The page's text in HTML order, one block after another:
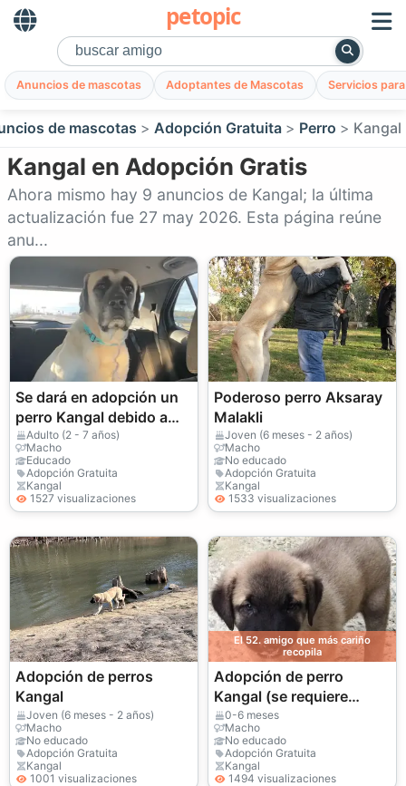
petopic
Anuncios de mascotas Adoptantes de Mascotas Servicios
de mascotas Adopción Gratuita Perro Kangal
Kangal en Adopción Gratis
Ahora mismo hay 9 anuncios de Kangal; la última
actualización fue 27 may 2026. Esta página reúne
anu...
Se dará en adopción un
perro Kangal debido a
que la persona vivirá en
un apartamento.
Adulto (2 - 7 años)
Macho
Educado
Adopción Gratuita
Kangal
1527 visualizaciones
Poderoso perro Aksaray
Malakli
Joven (6 meses - 2 años)
Macho
No educado
Adopción Gratuita
Kangal
1533 visualizaciones
Adopción de perros
Kangal
Joven (6 meses - 2 años)
Macho
No educado
Adopción Gratuita
Kangal
1001 visualizaciones
El 52. amigo que más cariño
recopila
Adopción de perro
Kangal (se requiere
jardín)
0-6 meses
Macho
No educado
Adopción Gratuita
Kangal
1494 visualizaciones